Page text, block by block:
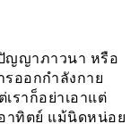
ญญาภาวนา หรือ
ออกกำลังกาย
ราก็อย่าเอาแต่
าทิตย์ แม้นิดหน่อย